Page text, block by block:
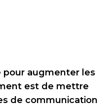
pour augmenter les
est de mettre
de communication